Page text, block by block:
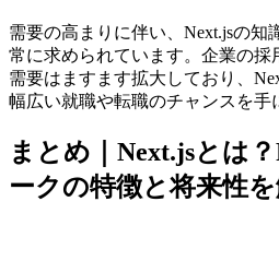
需要の高まりに伴い、Next.jsの知
常に求められています。企業の採
需要はますます拡大 しており、
幅広い就職や転職のチャンスを手
まとめ｜Next.jsとは
ークの特徴と将来性を